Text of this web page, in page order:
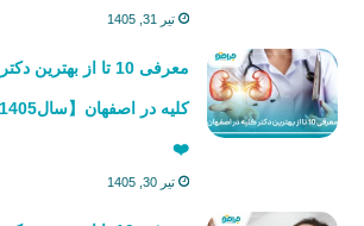
تیر 31, 1405
معرفی 10 تا از بهترین دکتر
❤️
تیر 30, 1405